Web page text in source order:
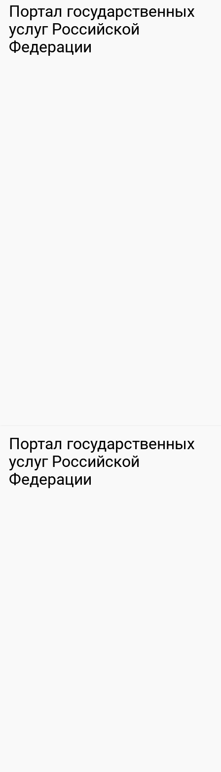
Портал государственных
услуг Российской
Федерации
Портал государственных
услуг Российской
Федерации